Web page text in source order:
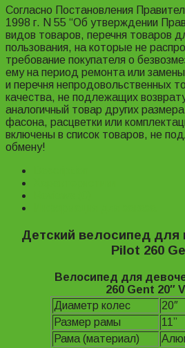
Согласно Постановления
1998 г. N 55 “Об утверждении
видов товаров, перечня товаров
пользования, на которые не
требование покупателя о
ему на период ремонта или замены
и перечня непродовольственных
качества, не подлежащих
аналогичный товар других
фасона, расцветки или
включены в список товаров, не
обмену!
Детский велосипед для
Pilot 260
Велосипед для
260 Gent 20″
Диаметр колес
20″
Размер рамы
11”
Рама (материал)